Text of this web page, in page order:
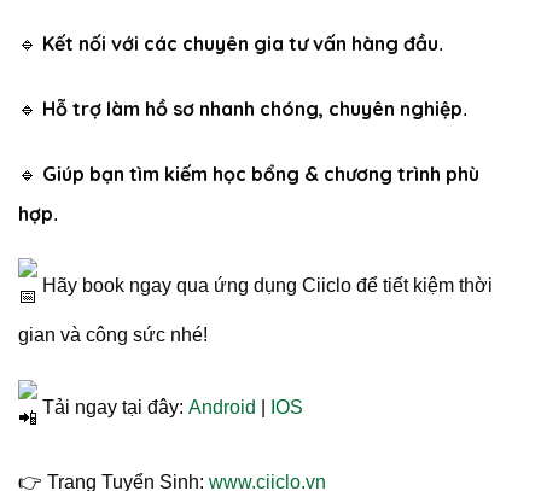
🔹 Kết nối với các chuyên gia tư vấn hàng đầu.
🔹 Hỗ trợ làm hồ sơ nhanh chóng, chuyên nghiệp.
🔹 Giúp bạn tìm kiếm học bổng & chương trình phù
hợp.
Hãy book ngay qua ứng dụng Ciiclo để tiết kiệm thời
gian và công sức nhé!
Tải ngay tại đây: Android IOS
👉 Trang Tuyển Sinh: www.ciiclo.vn